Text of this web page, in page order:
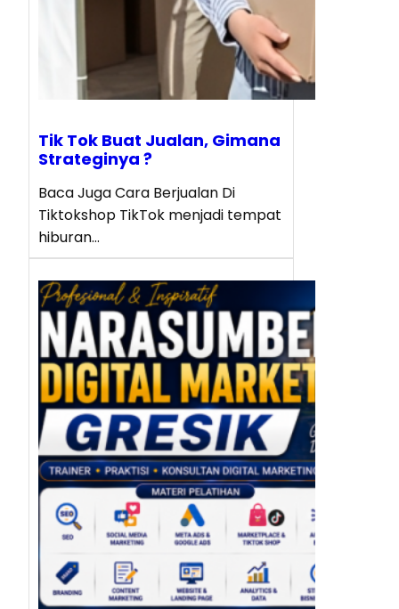
Tik Tok Buat Jualan, Gimana
Strateginya ?
Baca Juga Cara Berjualan Di
Tiktokshop TikTok menjadi tempat
hiburan…